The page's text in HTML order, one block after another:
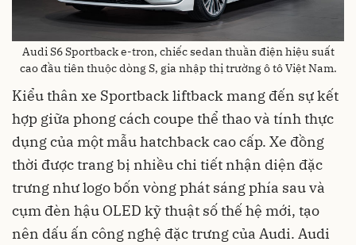
Audi S6 Sportback e-tron, chiếc sedan thuần điện hiệu suất
cao đầu tiên thuộc dòng S, gia nhập thị trường ô tô Việt Nam.
Kiểu thân xe Sportback liftback mang đến sự kết
hợp giữa phong cách coupe thể thao và tính thực
dụng của một mẫu hatchback cao cấp. Xe đồng
thời được trang bị nhiều chi tiết nhận diện đặc
trưng như logo bốn vòng phát sáng phía sau và
cụm đèn hậu OLED kỹ thuật số thế hệ mới, tạo
nên dấu ấn công nghệ đặc trưng của Audi. Audi